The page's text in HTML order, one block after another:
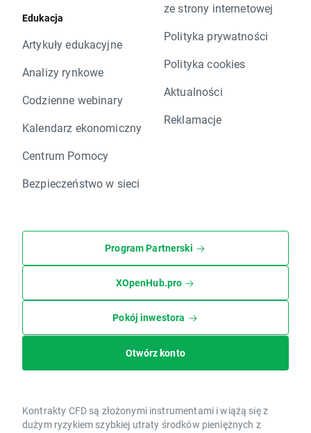
Edukacja
Artykuły edukacyjne
Analizy rynkowe
Codzienne webinary
Kalendarz ekonomiczny
Centrum Pomocy
Bezpieczeństwo w sieci
ze strony internetowej
Polityka prywatności
Polityka cookies
Aktualności
Reklamacje
Program Partnerski
XOpenHub.pro
Pokój inwestora
Otwórz konto
Kontrakty CFD są złożonymi instrumentami i wiążą się z
dużym ryzykiem szybkiej utraty środków pieniężnych z